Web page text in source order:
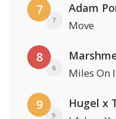
7
7
Adam
Move
8
6 Miles On
9
9